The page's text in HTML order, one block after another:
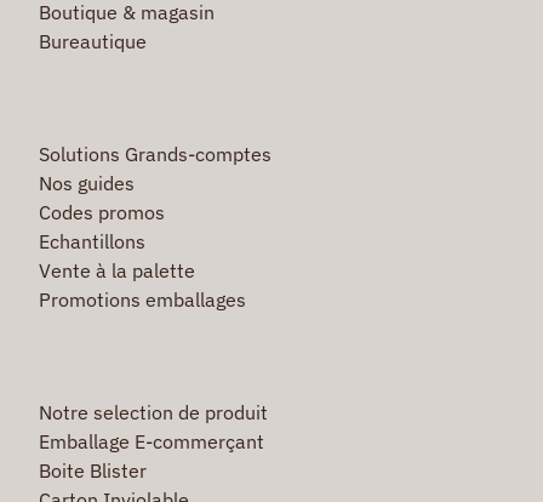
Boutique & magasin
Bureautique
Solutions Grands-comptes
Nos guides
Codes promos
Echantillons
Vente à la palette
Promotions emballages
Notre selection de produit
Emballage E-commerçant
Boite Blister